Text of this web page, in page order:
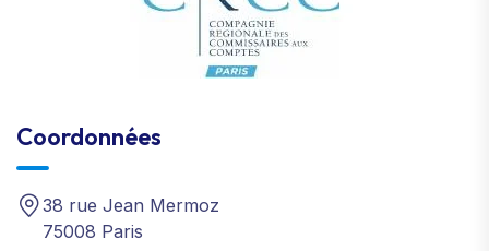
Coordonnées
38 rue Jean Mermoz
75008 Paris